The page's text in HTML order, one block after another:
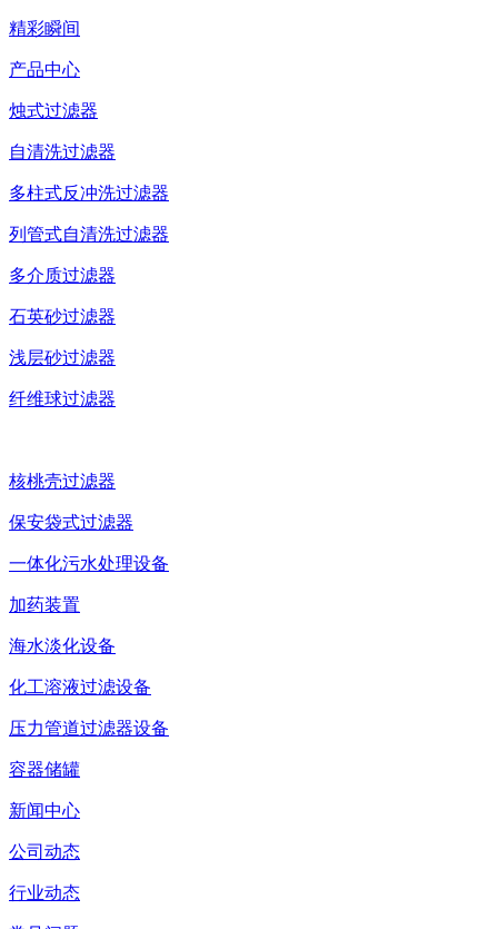
精彩瞬间
产品中心
烛式过滤器
自清洗过滤器
多柱式反冲洗过滤器
列管式自清洗过滤器
多介质过滤器
石英砂过滤器
浅层砂过滤器
纤维球过滤器
核桃壳过滤器
保安袋式过滤器
一体化污水处理设备
加药装置
海水淡化设备
化工溶液过滤设备
压力管道过滤器设备
容器储罐
新闻中心
公司动态
行业动态